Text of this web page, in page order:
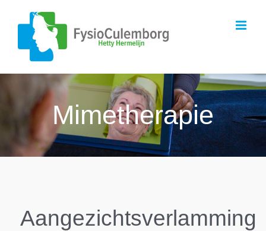
naar
Mimetherapie
Aangezichtsverlamming